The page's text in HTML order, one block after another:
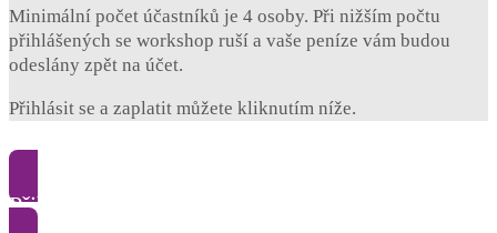
Minimální počet účastníků je 4 osoby. Při nižším počtu
přihlášených se workshop ruší a vaše peníze vám budou
odeslány zpět na účet.
Přihlásit se a zaplatit můžete kliknutím níže.
Přihlásit se a koupit